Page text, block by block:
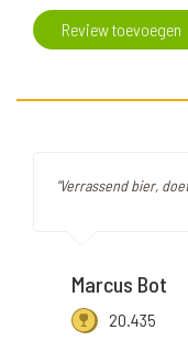
Review toevoegen
"Verrassend bier,
Marcus Bot
20.435